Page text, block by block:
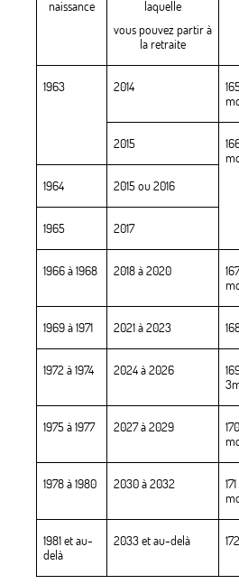
naissance
laquelle
vous pouvez partir à
la retraite
1963 2014
2015
1964
2015 ou 2016
1965 2017
1966 à 1968 2018 à 2020
1969 à 1971 2021 à 2023
1972 à 1974 2024 à 2026
1975 à 1977 2027 à 2029
1978 à 1980 2030 à 2032
1981 et au-
delà
2033 et au-delà